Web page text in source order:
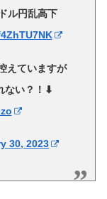
ル円乱高下
えていますが
ない？！⬇
30, 2023